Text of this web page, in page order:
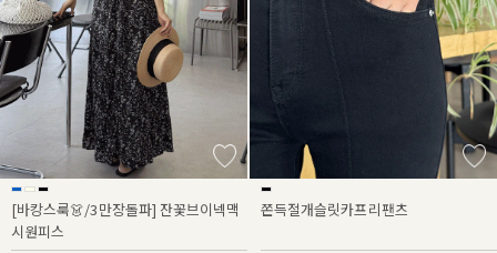
[바캉스룩👗/3만장돌파] 잔꽃브이넥맥
시원피스
쫀득절개슬릿카프리팬츠